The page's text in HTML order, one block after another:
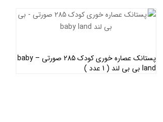
اطلاعات بیشتر
پستانک عصاره خوری کودک 285 صورتی – baby
land بی بی لند ( 1 عدد )